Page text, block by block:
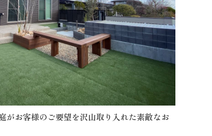
がお客様のご要望を沢山取り入れた素敵なお